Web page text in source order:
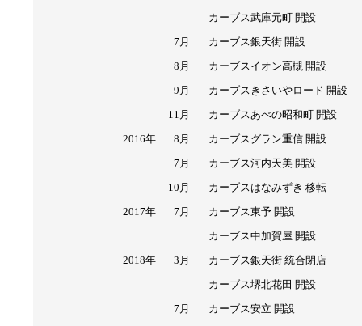
カーブス武庫元町 開設
7月
カーブス銀天街 開設
8月
カーブスイオン高槻 開設
9月
カーブスきさいやロード 開設
11月
カーブスあべの昭和町 開設
2016年
8月
カーブスグラン重信 開設
7月
カーブス河内天美 開設
10月
カーブスはなみずき 移転
2017年
7月
カーブス東予 開設
カーブス中加賀屋 開設
2018年
3月
カーブス銀天街 統合閉店
カーブス堺北花田 開設
7月
カーブス安立 開設